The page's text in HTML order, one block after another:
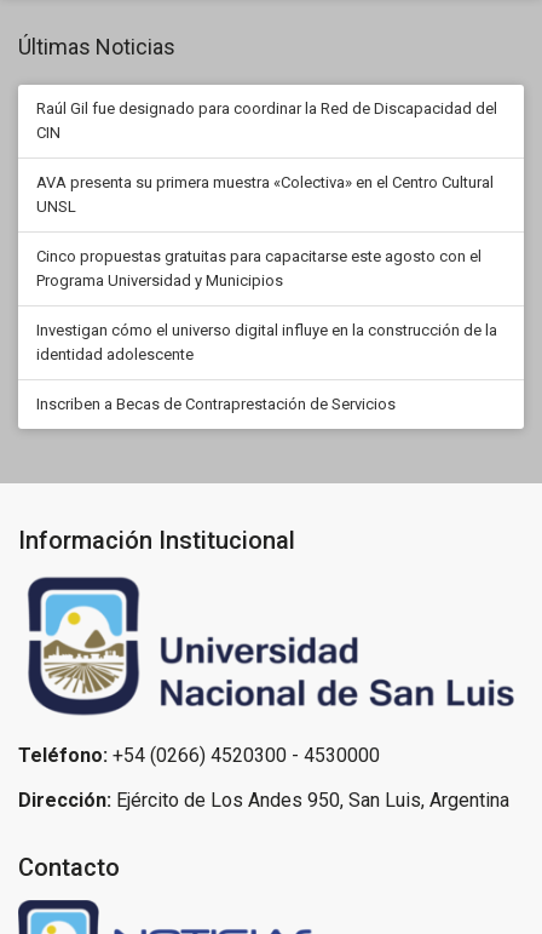
Últimas Noticias
Raúl Gil fue designado para coordinar la Red de Discapacidad del
CIN
AVA presenta su primera muestra «Colectiva» en el Centro Cultural
UNSL
Cinco propuestas gratuitas para capacitarse este agosto con el
Programa Universidad y Municipios
Investigan cómo el universo digital influye en la construcción de la
identidad adolescente
Inscriben a Becas de Contraprestación de Servicios
Información Institucional
Teléfono: +54 (0266) 4520300 - 4530000
Dirección: Ejército de Los Andes 950, San Luis, Argentina
Contacto